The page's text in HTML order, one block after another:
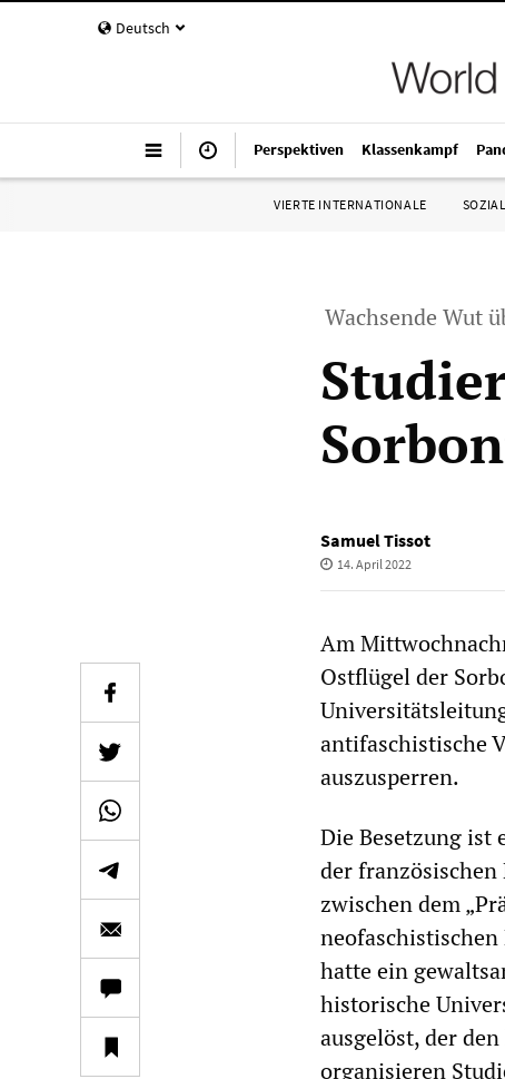
Deutsch
Perspektiven Klassenkampf
VIERTE INTERNATIONALE
Wachsende Wut
Samuel Tissot
14. April 2022
Am
Ostflügel der
antifaschistische
auszusperren.
Die Besetzung ist
der
zwischen dem
hatte ein
historische
ausgelöst, der
organisieren